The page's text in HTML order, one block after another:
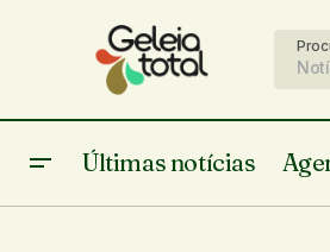
Últimas notícias